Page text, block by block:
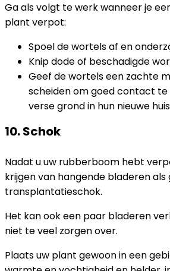
Ga als volgt te werk wanneer je
plant verpot:
Spoel de wortels af en
Knip dode of beschadigde
Geef de wortels een zachte
scheiden om goed contact
verse grond in hun nieuwe
10. Schok
Nadat u uw rubberboom hebt
krijgen van hangende bladeren als
transplantatieschok.
Het kan ook een paar bladeren
niet te veel zorgen over.
Plaats uw plant gewoon in een